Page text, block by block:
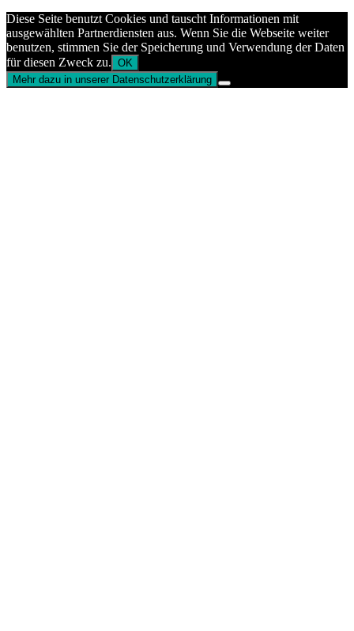
Diese Seite benutzt Cookies und tauscht Informationen mit
ausgewählten Partnerdiensten aus. Wenn Sie die Webseite weiter
benutzen, stimmen Sie der Speicherung und Verwendung der Daten
für diesen Zweck zu. OK
Mehr dazu in unserer Datenschutzerklärung